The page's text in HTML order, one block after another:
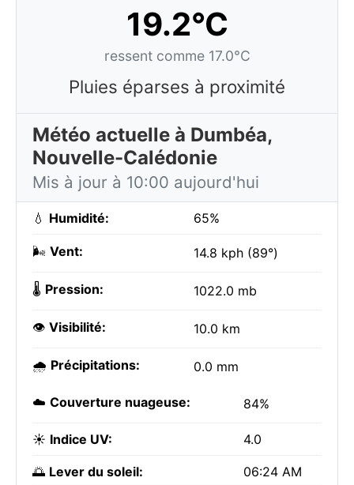
19.2°C
ressent comme 17.0°C
Pluies éparses à proximité
Météo actuelle à Dumbéa,
Nouvelle-Calédonie
Mis à jour à 10:00 aujourd'hui
💧 Humidité: 65%
🌬️ Vent: 14.8 kph (89°)
🌡️ Pression: 1022.0 mb
👁️ Visibilité: 10.0 km
🌧️ Précipitations: 0.0 mm
☁️ Couverture nuageuse: 84%
☀️ Indice UV: 4.0
🌅 Lever du soleil: 06:24 AM